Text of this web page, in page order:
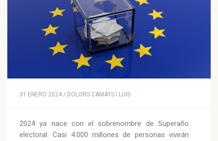
31 ENERO 2024 / DOLORS CAMATS I LUIS
2024 ya nace con el sobrenombre de Superaño
electoral. Casi 4.000 millones de personas vivirán